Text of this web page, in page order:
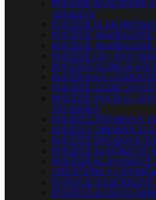
POUŽITÉ BASGITARY
APARÁTY
POUŽITÉ
POUŽITÉ,
POUŽITÉ, ROZBALENÉ
POUŽITÉ CD / DVD
POUŽITÉ AUDIO
POUŽÍVANÁ
POUŽITÉ AUDIO
POUŽITÉ SVETLÁ,
TECHNIKA
POUŽITÁ ŠTÚDIOVÁ
POUŽITÁ DROBNÁ
POUŽITÉ DYCHOVÉ
POUŽITÉ SLÁČIKOVÉ
POUŽITÉ KLÁVESOVÉ
OBLEČENIE S
B-STOCK
POUŽITÁ